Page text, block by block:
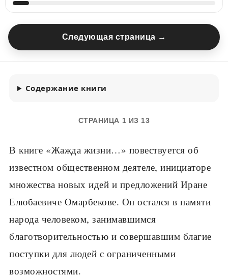
Следующая страница →
Содержание книги
СТРАНИЦА 1 ИЗ 13
В книге «Жажда жизни…» повествуется об
известном общественном деятеле, инициаторе
множества новых идей и предложений Иране
Елюбаевиче Омарбекове. Он остался в памяти
народа человеком, занимавшимся
благотворительностью и совершавшим благие
поступки для людей с ограниченными
возможностями.